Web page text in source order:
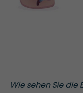
Wie sehen Sie